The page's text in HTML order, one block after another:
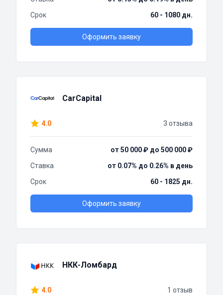
Срок
60 - 1080 дн.
Оформить заявку
CarCapital
4.0 3 отзыва
Сумма
от 50 000 ₽ до 500 000 ₽
Ставка
от 0.07% до 0.26% в день
Срок
60 - 1825 дн.
Оформить заявку
НКК-Ломбард
4.0 1 отзыв